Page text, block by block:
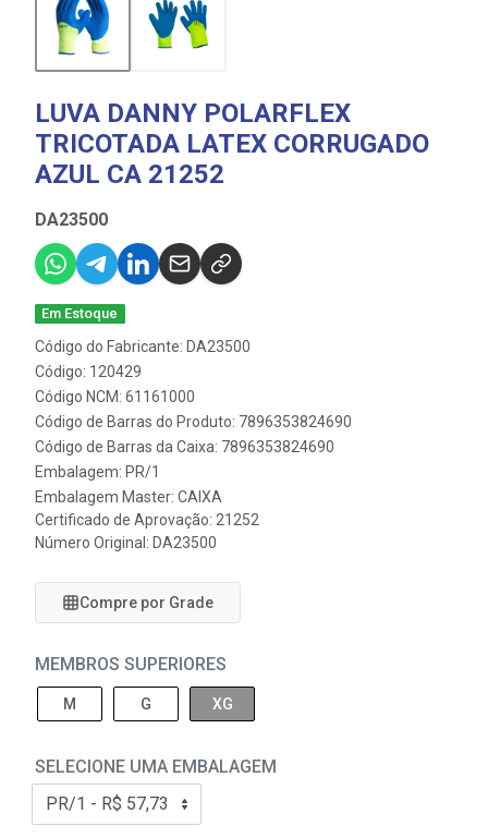
LUVA DANNY POLARFLEX
TRICOTADA LATEX CORRUGADO
AZUL CA 21252
DA23500
Em Estoque
Código do Fabricante: DA23500
Código: 120429
Código NCM: 61161000
Código de Barras do Produto: 7896353824690
Código de Barras da Caixa: 7896353824690
Embalagem: PR/1
Embalagem Master: CAIXA
Certificado de Aprovação: 21252
Número Original: DA23500
Compre por Grade
MEMBROS SUPERIORES
M G XG
SELECIONE UMA EMBALAGEM